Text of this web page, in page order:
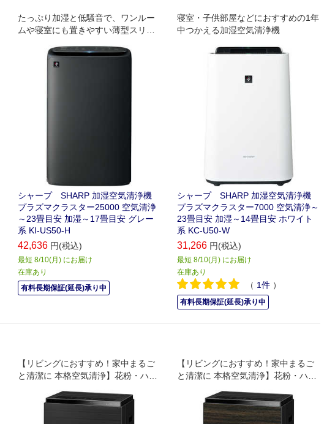
たっぷり加湿と低騒音で、ワンルー
ムや寝室にも置きやすい薄型スリム
シャープ SHARP 加湿空気清浄機
プラズマクラスター25000 空気清浄
～23畳目安 加湿～17畳目安 グレー
系 KI-US50-H
42,636 円(税込)
最短 8/10(月) にお届け
在庫あり
有料長期保証(延長)承り中
寝室・子供部屋などにおすすめの1年
中つかえる加湿空気清浄機
シャープ SHARP 加湿空気清浄機
プラズマクラスター7000 空気清浄～
23畳目安 加湿～14畳目安 ホワイト
系 KC-U50-W
31,266 円(税込)
最短 8/10(月) にお届け
在庫あり
（ 1件 ）
有料長期保証(延長)承り中
【リビングにおすすめ！家中まるご
と清潔に 本格空気清浄】花粉・ハウ
【リビングにおすすめ！家中まるご
と清潔に 本格空気清浄】花粉・ハウ